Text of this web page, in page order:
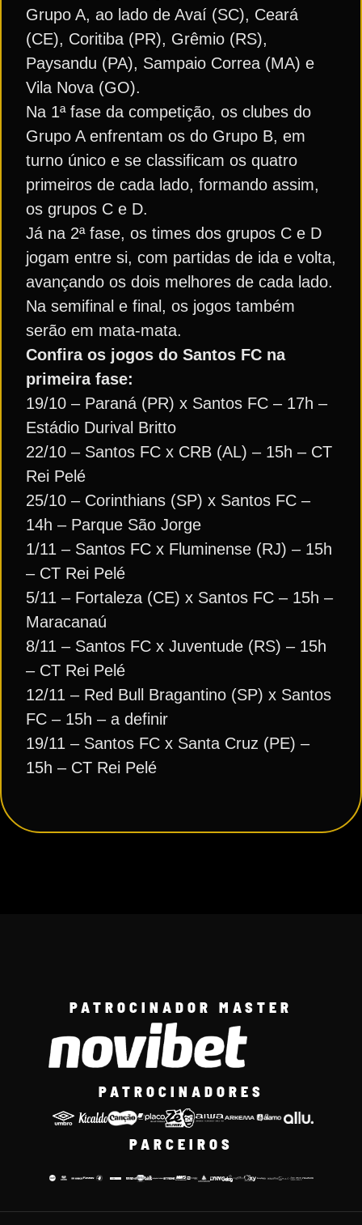
Grupo A, ao lado de Avaí (SC), Ceará
(CE), Coritiba (PR), Grêmio (RS),
Paysandu (PA), Sampaio Correa (MA) e
Vila Nova (GO).
Na 1ª fase da competição, os clubes do
Grupo A enfrentam os do Grupo B, em
turno único e se classificam os quatro
primeiros de cada lado, formando assim,
os grupos C e D.
Já na 2ª fase, os times dos grupos C e D
jogam entre si, com partidas de ida e volta,
avançando os dois melhores de cada lado.
Na semifinal e final, os jogos também
serão em mata-mata.
Confira os jogos do Santos FC na
primeira fase:
19/10 – Paraná (PR) x Santos FC – 17h –
Estádio Durival Britto
22/10 – Santos FC x CRB (AL) – 15h – CT
Rei Pelé
25/10 – Corinthians (SP) x Santos FC –
14h – Parque São Jorge
1/11 – Santos FC x Fluminense (RJ) – 15h
– CT Rei Pelé
5/11 – Fortaleza (CE) x Santos FC – 15h –
Maracanaú
8/11 – Santos FC x Juventude (RS) – 15h
– CT Rei Pelé
12/11 – Red Bull Bragantino (SP) x Santos
FC – 15h – a definir
19/11 – Santos FC x Santa Cruz (PE) –
15h – CT Rei Pelé
PATROCINADOR MASTER
PATROCINADORES
PARCEIROS